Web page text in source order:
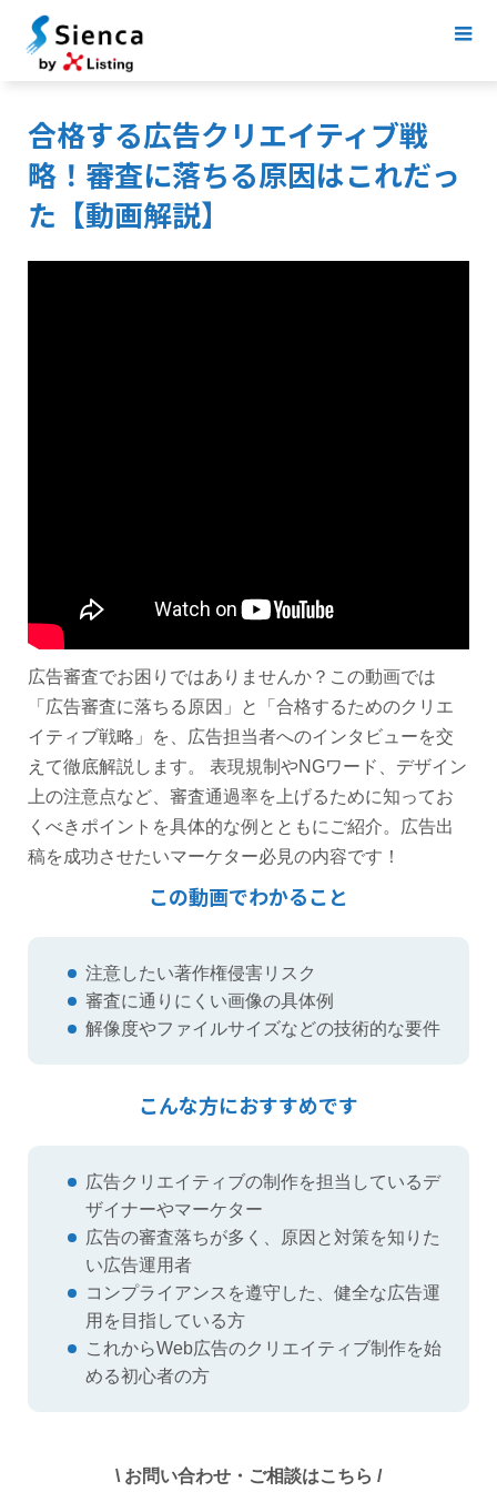
合格する広告クリエイティブ戦
略！審査に落ちる原因はこれだっ
た【動画解説】
広告審査でお困りではありませんか？この動画では
「広告審査に落ちる原因」と「合格するためのクリエ
イティブ戦略」を、広告担当者へのインタビューを交
えて徹底解説します。 表現規制やNGワード、デザイン
上の注意点など、審査通過率を上げるために知ってお
くべきポイントを具体的な例とともにご紹介。広告出
稿を成功させたいマーケター必見の内容です！
この動画でわかること
注意したい著作権侵害リスク
審査に通りにくい画像の具体例
解像度やファイルサイズなどの技術的な要件
こんな方におすすめです
広告クリエイティブの制作を担当しているデ
ザイナーやマーケター
広告の審査落ちが多く、原因と対策を知りた
い広告運用者
コンプライアンスを遵守した、健全な広告運
用を目指している方
これからWeb広告のクリエイティブ制作を始
める初心者の方
\ お問い合わせ・ご相談はこちら /